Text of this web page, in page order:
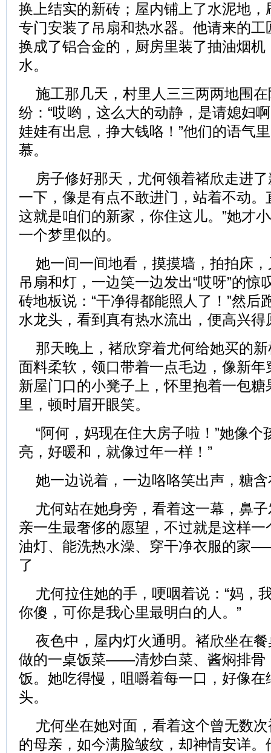
换上结实的新砖；屋内铺上了水泥地
专门安装了吊扇和热水器。他请来的
换成了铝合金的，厨房里装了抽油烟
水。
施工那几天，村里人三三两两地围
纷：“哎哟，这么大的动静，是请媳妇
娃娃有出息，挣大钱咯！”他们的语气
慕。
房子修好那天，尤何领着褚欣走进
一下，像是有点不敢进门，站着不动。
这就是咱们的新家，你住这儿。”她才
一个梦里似的。
她一间一间地看，摸摸墙，拍拍床
吊扇和灯，一边笑一边发出“哎呀”的惊
砖地板说：“干净得都能照人了！”然后
水龙头，看到真有热水流出，便高兴
那天晚上，褚欣穿着尤何给她买的
面料柔软，领口带着一点毛边，像新
新屋门口的小凳子上，怀里抱着一包
里，顿时眉开眼笑。
“阿何，妈现在住大房子啦！”她像个
亮，好暖和，就像过年一样！”
她一边说着，一边咯咯笑出声，糖
尤何站在她身旁，看着这一幕，鼻
亲一生最奢侈的愿望，不过就是这样
油灯、能洗热水澡、穿干净衣服的家
了
尤何拉住她的手，哽咽着说：“妈，
你傻，可你是我心里最明白的人。”
夜色中，屋内灯火通明。褚欣坐在
做的一桌饭菜——清炒白菜、酱焖排骨
饭。她吃得慢，咀嚼着每一口，好像
头。
尤何坐在她对面，看着这个曾无数
的母亲，如今满脸皱纹，却神情安详